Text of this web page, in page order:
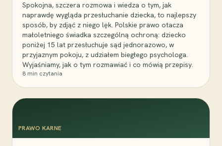
Spokojna, szczera rozmowa i wiedza o tym, jak
naprawdę wygląda przesłuchanie dziecka, to najlepszy
sposób, by zdjąć z niego lęk. Polskie prawo otacza
małoletniego świadka szczególną ochroną: dziecko
poniżej 15 lat przesłuchuje sąd jednorazowo, w
przyjaznym pokoju, z udziałem biegłego psychologa.
Wyjaśniamy, jak o tym rozmawiać i co mówią przepisy.
8 min czytania
PRAWO KARNE